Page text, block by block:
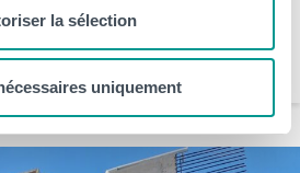
la sélection
uniquement
de […]